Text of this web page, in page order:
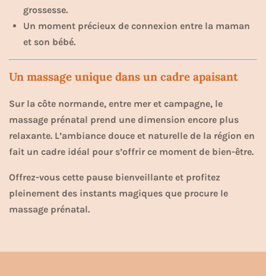
grossesse.
Un moment précieux de connexion entre la maman
et son bébé.
Un massage unique dans un cadre apaisant
Sur la côte normande, entre mer et campagne, le
massage prénatal prend une dimension encore plus
relaxante. L’ambiance douce et naturelle de la région en
fait un cadre idéal pour s’offrir ce moment de bien-être.
Offrez-vous cette pause bienveillante et profitez
pleinement des instants magiques que procure le
massage prénatal.